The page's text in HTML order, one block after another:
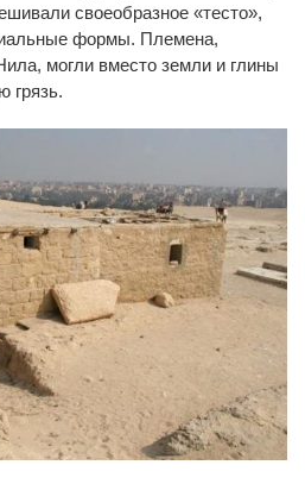
своеобразное «тесто»,
формы. Племена,
могли вместо земли и глины
грязь.